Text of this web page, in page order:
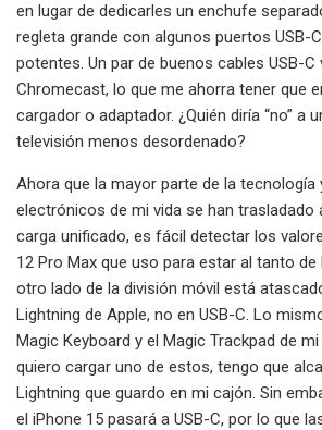
en lugar de dedicarles un enchufe
regleta grande con algunos puertos USB-
potentes. Un par de buenos cables USB-C
Chromecast, lo que me ahorra tener que
cargador o adaptador. ¿Quién diría “no” a
televisión menos desordenado?
Ahora que la mayor parte de la
electrónicos de mi vida se han trasladado
carga unificado, es fácil detectar los
12 Pro Max que uso para estar al tanto de
otro lado de la división móvil está
Lightning de Apple, no en USB-C. Lo
Magic Keyboard y el Magic Trackpad de
quiero cargar uno de estos, tengo que
Lightning que guardo en mi cajón. Sin
el iPhone 15 pasará a USB-C, por lo que